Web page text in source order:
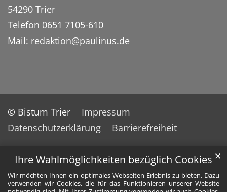
Ihre Wahlmöglichkeiten bezüglich Cookies
Wir möchten Ihnen ein optimales Webseiten-Erlebnis zu bieten. Dazu
verwenden wir Cookies, die für das Funktionieren unserer Website
✕
54290 Trier
Telefon 0651 7105-610
Mail: redaktion@paulinus.de
© Bistum Trier
Impressum
Datenschutzerklärung
Barrierefreiheit